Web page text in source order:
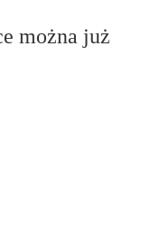
można już